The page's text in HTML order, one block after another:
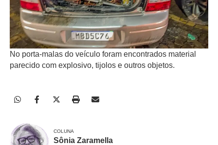
No porta-malas do veículo foram encontrados material
parecido com explosivo, tijolos e outros objetos.
COLUNA
Sônia Zaramella